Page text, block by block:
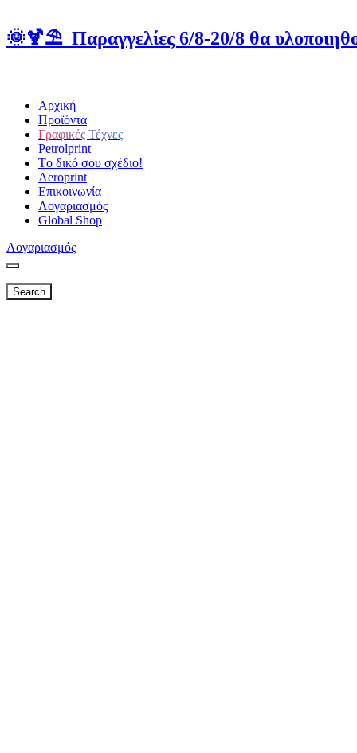
🌞🍹⛱️ Παραγγελίες 6/8-20/8 θα
Αρχική
Προϊόντα
Γραφικές Τέχνες
Petrolprint
Tο δικό σου σχέδιο!
Aeroprint
Επικοινωνία
Λογαριασμός
Global Shop
Λογαριασμός